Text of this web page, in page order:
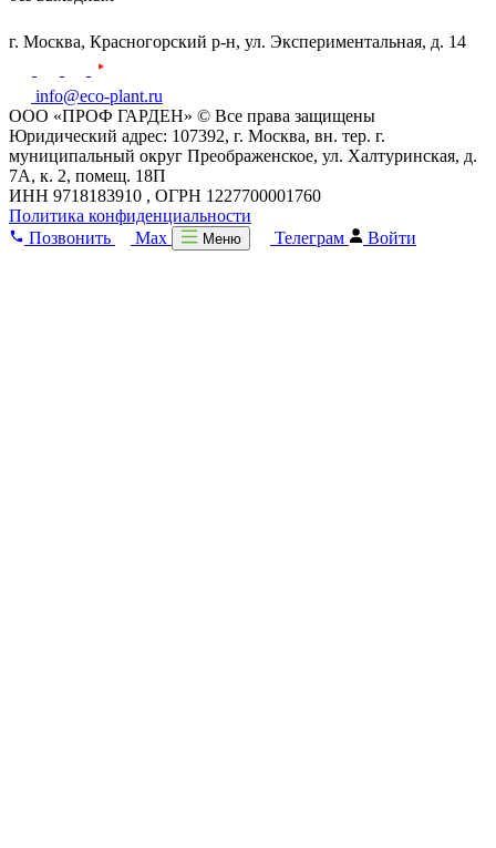
г. Москва, Красногорский р-н, ул. Экспериментальная, д. 14
info@eco-plant.ru
ООО «ПРОФ ГАРДЕН» © Все права защищены
Юридический адрес: 107392, г. Москва, вн. тер. г.
муниципальный округ Преображенское, ул. Халтуринская, д.
7А, к. 2, помещ. 18П
ИНН 9718183910 , ОГРН 1227700001760
Политика конфиденциальности
Позвонить
Max Меню Телеграм Войти